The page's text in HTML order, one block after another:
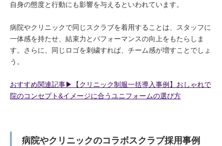
自身の態度と行動にも影響を与えるといわれています。
病院やクリニックで同じスクラブを着用することは、スタッフに
一体感を持たせ、結束力とパフォーマンスの向上をもたらしま
す。さらに、同じロゴを刺繍すれば、チーム感が増すことでしょ
う。
おすすめ関連記事▶︎【クリニック制服一括導入事例】おしゃれで
院のコンセプト&イメージに合うユニフォームの選び方
病院やクリニックのコラボスクラブ採用事例